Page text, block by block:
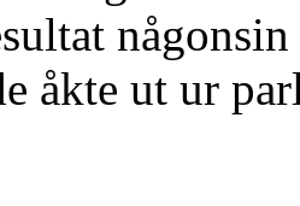
åkte ut ur